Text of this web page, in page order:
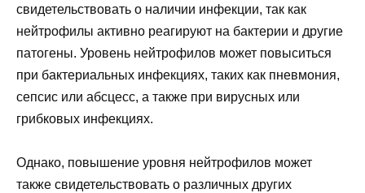
свидетельствовать о наличии инфекции, так как
нейтрофилы активно реагируют на бактерии и другие
патогены. Уровень нейтрофилов может повыситься
при бактериальных инфекциях, таких как пневмония,
сепсис или абсцесс, а также при вирусных или
грибковых инфекциях.
Однако, повышение уровня нейтрофилов может
также свидетельствовать о различных других